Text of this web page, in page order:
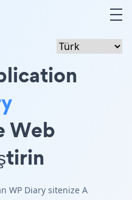
Web
WP Diary sitenize A